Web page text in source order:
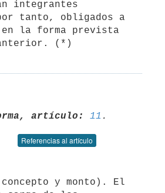
integrantes
tanto, obligados a
la forma prevista
artículo: 11
Referencias al artículo